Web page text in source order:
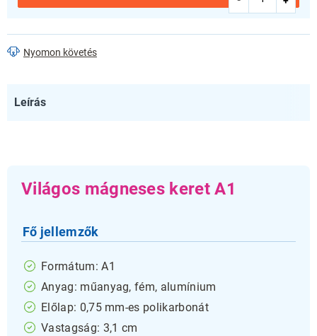
Nyomon követés
Leírás
Világos mágneses keret A1
Fő jellemzők
Formátum: A1
Anyag: műanyag, fém, alumínium
Előlap: 0,75 mm-es polikarbonát
Vastagság: 3,1 cm